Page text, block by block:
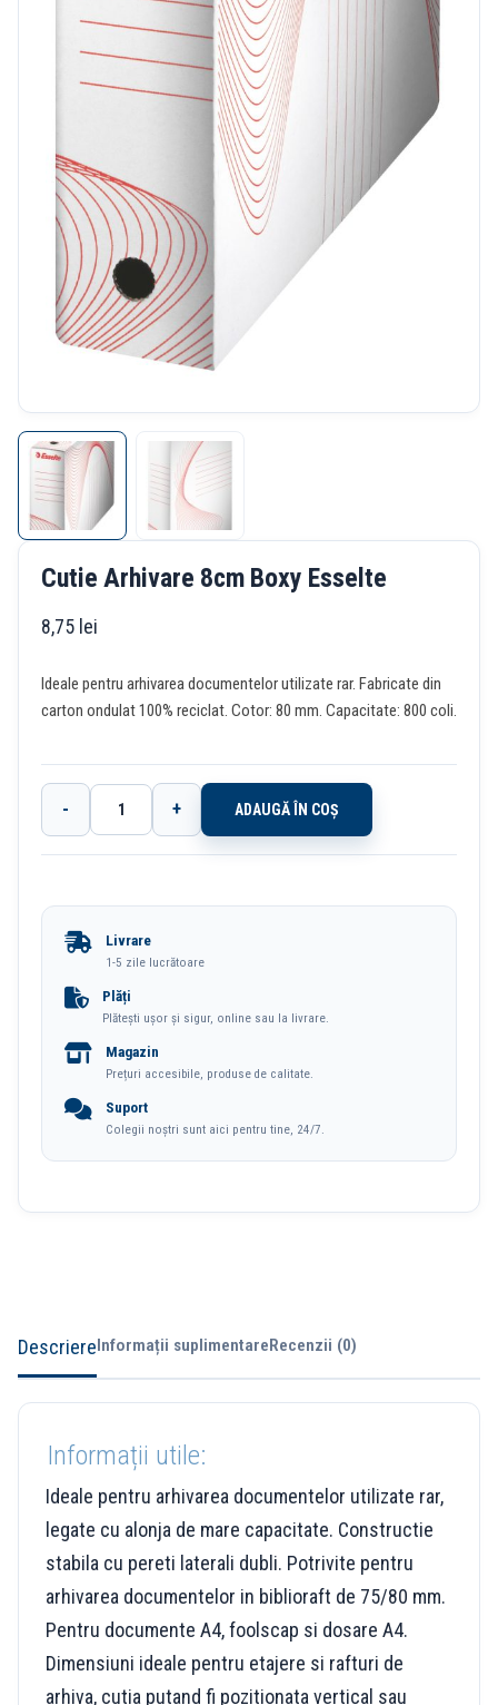
Cutie Arhivare 8cm Boxy Esselte
8,75 lei
Ideale pentru arhivarea documentelor utilizate rar. Fabricate din
carton ondulat 100% reciclat. Cotor: 80 mm. Capacitate: 800 coli.
Cantitate
Cutie
8cm
Boxy
Esselte
- + ADAUGĂ ÎN COȘ
Livrare
1-5 zile lucrătoare
Plăți
Plătești ușor și sigur, online sau la livrare.
Magazin
Prețuri accesibile, produse de calitate.
Suport
Colegii noștri sunt aici pentru tine, 24/7.
DescriereInformații suplimentareRecenzii (0)
Informații utile:
Ideale pentru arhivarea documentelor utilizate rar,
legate cu alonja de mare capacitate. Constructie
stabila cu pereti laterali dubli. Potrivite pentru
arhivarea documentelor in biblioraft de 75/80 mm.
Pentru documente A4, foolscap si dosare A4.
Dimensiuni ideale pentru etajere si rafturi de
arhiva, cutia putand fi pozitionata vertical sau